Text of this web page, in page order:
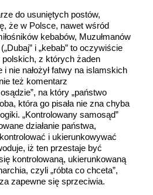
do usuniętych postów,
że w Polsce, nawet wśród
kebabów, Muzułmanów
i „kebab” to oczywiście
z których żaden
i nie nałożył fatwy na islamskich
też komentarz
na który „państwo
która go pisała nie zna chyba
„Kontrolowany samosąd”
działanie państwa,
i ukierunkowywać
iż ten przestaje być
kontrolowaną, ukierunkowaną
czyli „róbta co chceta”,
zapewne się sprzeciwia.